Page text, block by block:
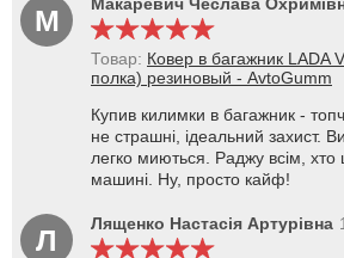
М
Товар: Ковер в багажник LADA
полка) резиновый - AvtoGumm
Купив килимки в багажник -
не страшні, ідеальний захист.
легко миються. Раджу всім, хто
машині. Ну, просто кайф!
Л Лященко Настасія Артурівна